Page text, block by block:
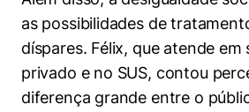
as possibilidades de
díspares. Félix, que atende
privado e no SUS, contou
diferença grande entre o